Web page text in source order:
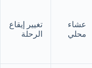
عشاء
محلي
تغيير إيقاع
الرحلة